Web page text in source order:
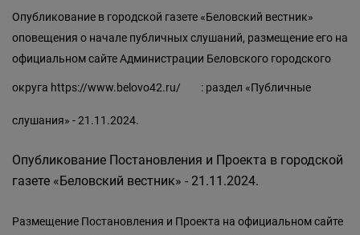
Опубликование в городской газете «Беловский вестник»
оповещения о начале публичных слушаний, размещение его на
официальном сайте Администрации Беловского городского
округа https://www.belovo42.ru/ : раздел «Публичные
слушания» - 21.11.2024.
Опубликование Постановления и Проекта в городской
газете «Беловский вестник» - 21.11.2024.
Размещение Постановления и Проекта на официальном сайте